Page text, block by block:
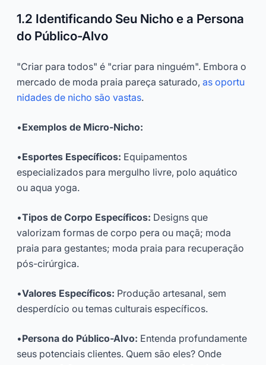
1.2 Identificando Seu Nicho e a Persona
do Público-Alvo
"Criar para todos" é "criar para ninguém". Embora o
mercado de moda praia pareça saturado, as oportu
nidades de nicho são vastas.
•Exemplos de Micro-Nicho:
•Esportes Específicos: Equipamentos
especializados para mergulho livre, polo aquático
ou aqua yoga.
•Tipos de Corpo Específicos: Designs que
valorizam formas de corpo pera ou maçã; moda
praia para gestantes; moda praia para recuperação
pós-cirúrgica.
•Valores Específicos: Produção artesanal, sem
desperdício ou temas culturais específicos.
•Persona do Público-Alvo: Entenda profundamente
seus potenciais clientes. Quem são eles? Onde